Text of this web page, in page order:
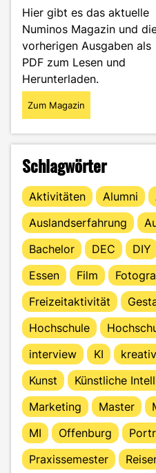
Hier gibt es das aktuelle
Numinos Magazin und
vorherigen Ausgaben als
PDF zum Lesen und
Herunterladen.
Zum Magazin
Schlagwörter
Aktivitäten Alumni
Auslandserfahrung
Bachelor
DEC DIY
Essen
Film
Freizeitaktivität
Hochschule
interview
KI kreativ
Kunst
Künstliche
Marketing
Master
MI
Offenburg
Praxissemester